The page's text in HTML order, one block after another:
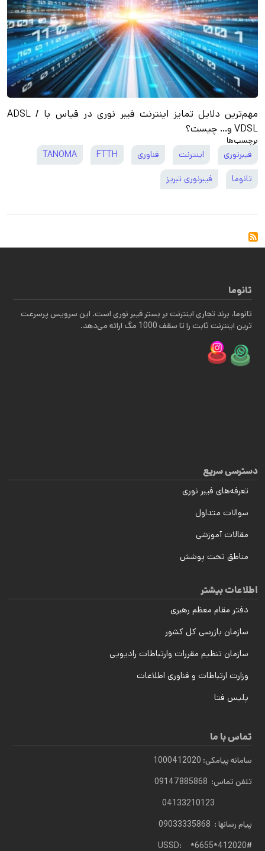
مهم‌ترین دلایل تمایز اینترنت فیبر نوری در قیاس با ADSL /
VDSL و… چیست؟
برچسب‌ها
فیبرنوری اینترنت فناوری FTTH
TANOMA
تانوما فیبرنوری تبریز
تانوما
تانوما، برند تجاری اینترنت بر بستر فیبر نوری است. این سرویس پرسرعت
ترین اینترنت ثابت را تا سقف 1000 مگ ارائه می‌دهد.
دسترسی سریع
تعرفه‌های فیبر نوری
سوالات متداول
مقالات آموزشی
مناطق تحت پوشش
اطلاعات بیشتر
دفتر مقام معظم رهبری
سازمان بازرسی کل کشور
سازمان تنظیم مقررات وارتباطات رادیویی
وزارت ارتباطات و فناوری اطلاعات
پلیس فتا
تماس با ما
سامانه پیامکی: 1000412020
تلفن تماس: 09147885868
پیام رسانها : 09033335868
USSD: *6655*412020#